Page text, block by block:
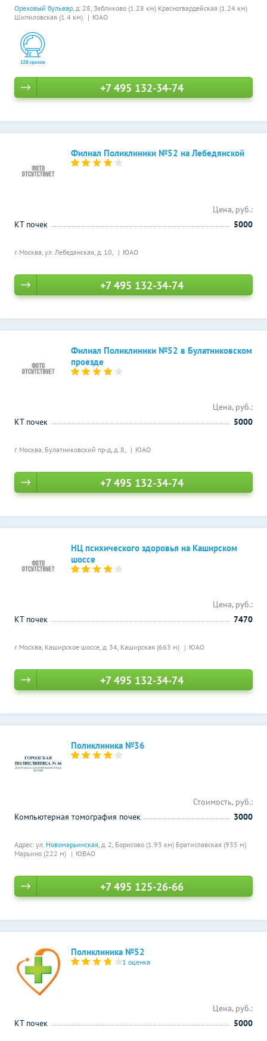
Ореховый бульвар, д. 28, Зябликово (1.28 км) Красногвардейская (1.24 км)
Шипиловская (1.4 км)
ЮАО
+7 495 132-34-74
Филиал Поликлиники №52 на Лебедянской
г. Москва, ул. Лебедянская, д. 10, ЮАО
Цена, руб.:
КТ почек
5000
+7 495 132-34-74
Филиал Поликлиники №52 в Булатниковском
проезде
г. Москва, Булатниковский пр-д, д. 8, ЮАО
Цена, руб.:
КТ почек
5000
+7 495 132-34-74
НЦ психического здоровья на Каширском
шоссе
г. Москва, Каширское шоссе, д. 34, Каширская (663 м) ЮАО
Цена, руб.:
КТ почек
7470
+7 495 132-34-74
Поликлиника №36
Адрес: ул. Новомарьинская, д. 2, Борисово (1.93 км) Братиславская (935 м)
Марьино (222 м)
ЮВАО
Стоимость, руб.:
Компьютерная томография почек
3000
+7 495 125-26-66
Поликлиника №52
1 оценка
Цена, руб.:
КТ почек
5000